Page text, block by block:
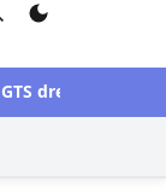
dressent un